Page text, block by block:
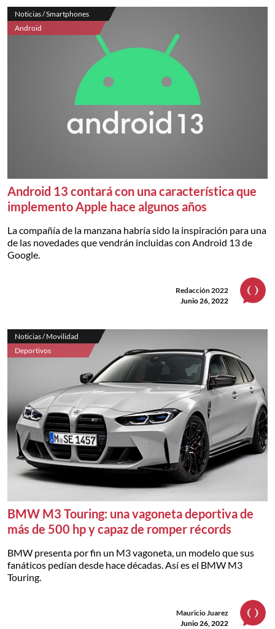
Noticias / Smartphones
Android
Android 13 contará con una característica que
implemento Apple hace algunos años
La compañía de la manzana habría sido la inspiración para una
de las novedades que vendrán incluidas con Android 13 de
Google.
Redacción 2022
Junio 26, 2022
Noticias / Movilidad
Deportivos
BMW M3 Touring: una vagoneta deportiva de
más de 500 hp y capaz de romper récords
BMW presenta por fin un M3 vagoneta, un modelo que sus
fanáticos pedían desde hace décadas. Así es el BMW M3
Touring.
Mauricio Juarez
Junio 26, 2022